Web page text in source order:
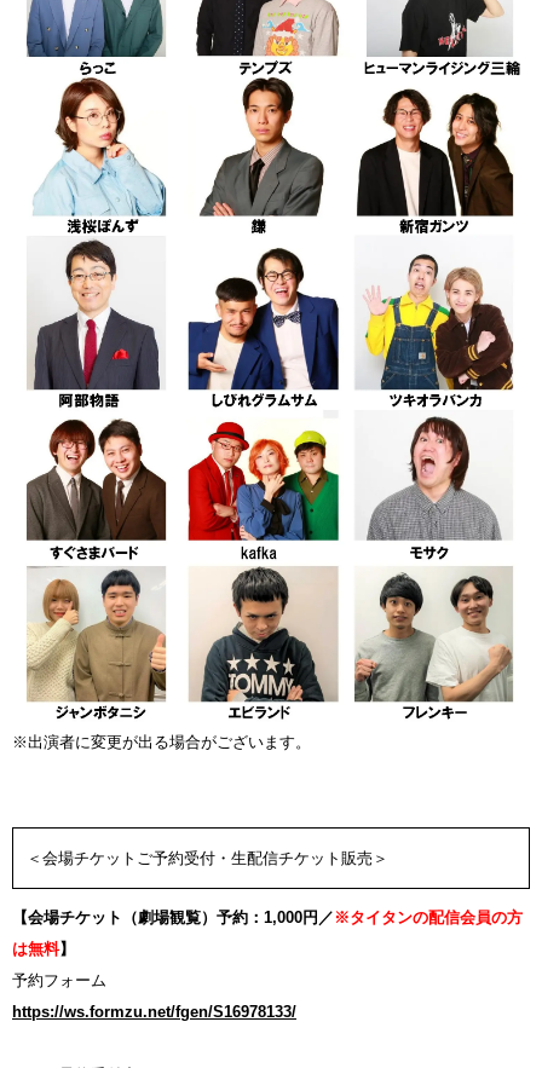
※出演者に変更が出る場合がございます。
＜会場チケットご予約受付・生配信チケット販売＞
【会場チケット（劇場観覧）予約：1,000円／ ※タイタンの配信会員の方
は無料】
予約フォーム
https://ws.formzu.net/fgen/S16978133/